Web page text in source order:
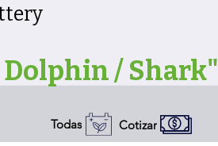
/ Shark"
Todas Cotizar